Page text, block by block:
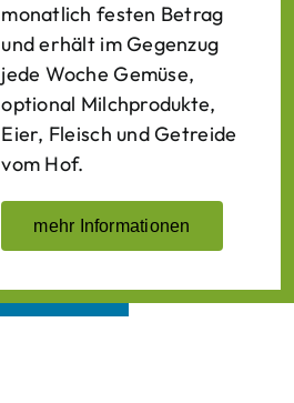
monatlich festen Betrag
und erhält im Gegenzug
jede Woche Gemüse,
optional Milchprodukte,
Eier, Fleisch und Getreide
vom Hof.
mehr Informationen